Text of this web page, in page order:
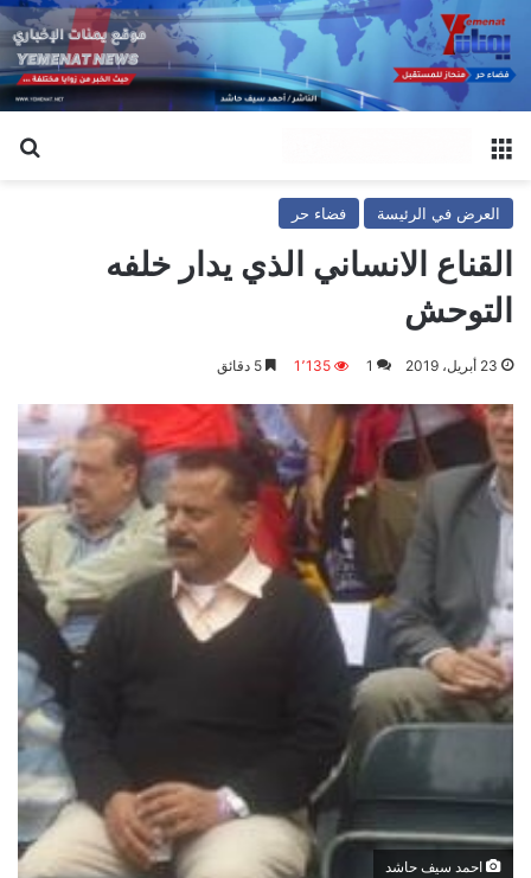
العرض في الرئيسة فضاء حر
القناع الانساني الذي يدار خلفه
التوحش
23 أبريل، 2019 1 1٬135
احمد سيف حاشد